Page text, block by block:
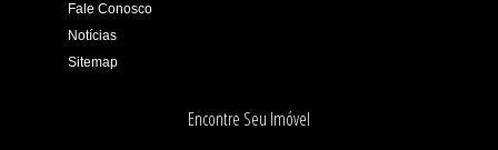
Fale Conosco
Notícias
Sitemap
Encontre Seu Imóvel